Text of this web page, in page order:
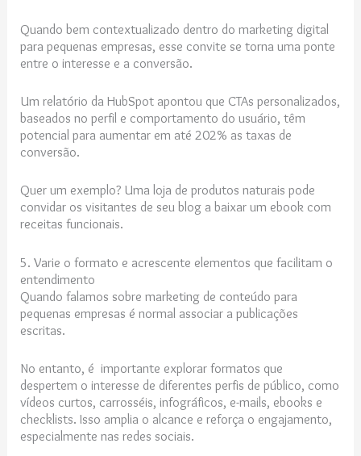
Quando bem contextualizado dentro do marketing digital
para pequenas empresas, esse convite se torna uma ponte
entre o interesse e a conversão.
Um relatório da HubSpot apontou que CTAs personalizados,
baseados no perfil e comportamento do usuário, têm
potencial para aumentar em até 202% as taxas de
conversão.
Quer um exemplo? Uma loja de produtos naturais pode
convidar os visitantes de seu blog a baixar um ebook com
receitas funcionais.
5. Varie o formato e acrescente elementos que facilitam o
entendimento
Quando falamos sobre marketing de conteúdo para
pequenas empresas é normal associar a publicações
escritas.
No entanto, é importante explorar formatos que
despertem o interesse de diferentes perfis de público, como
vídeos curtos, carrosséis, infográficos, e-mails, ebooks e
checklists. Isso amplia o alcance e reforça o engajamento,
especialmente nas redes sociais.